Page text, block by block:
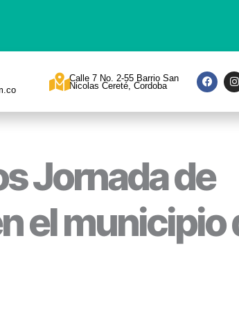
Calle 7 No. 2-55 Barrio San
Nicolas Cereté, Cordoba
F
a
c
I
n
s
Jornada de
el municipio